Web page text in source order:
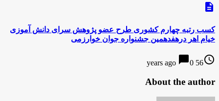
description
کسب رتبه چهارم کشوری طرح عضو پژوهش سرای دانش آموزی
خیام اهر درهفدهمین جشنواره جوان خوارزمی
access_time
56 years ago
chat_bubble0
About the author